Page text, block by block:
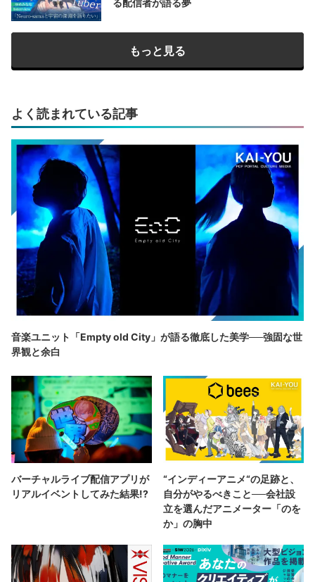
る配信者が語る夢
もっと見る
よく読まれている記事
音楽ユニット「Empty old City」が語る徹底した美学──強固な世
界観と余白
バーチャルライブ配信アプリが
リアルイベントしてみた結果!?
“インディーアニメ“の足跡と、
自分がやるべきこと──会社設
立を選んだアニメーター「のを
か」の胸中